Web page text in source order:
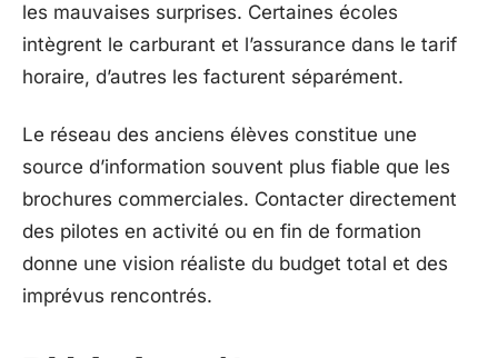
les mauvaises surprises. Certaines écoles
intègrent le carburant et l’assurance dans le tarif
horaire, d’autres les facturent séparément.
Le réseau des anciens élèves constitue une
source d’information souvent plus fiable que les
brochures commerciales. Contacter directement
des pilotes en activité ou en fin de formation
donne une vision réaliste du budget total et des
imprévus rencontrés.